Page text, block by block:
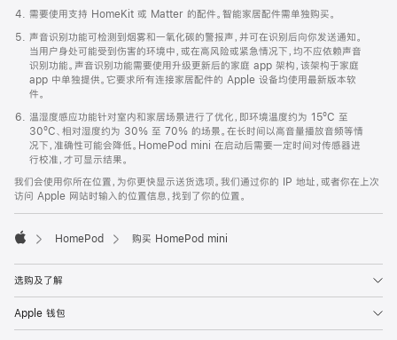
需要使用支持 HomeKit 或 Matter 的配件。智能家居配件需单独购买。
声音识别功能可检测到烟雾和一氧化碳的警报声，并可在识别后向你发送通知。
当用户身处可能受到伤害的环境中，或在高风险或紧急情况下，均不应依赖声音
识别功能。声音识别功能需要使用升级更新后的家庭 app 架构，该架构于家庭
app 中单独提供。它要求所有连接家居配件的 Apple 设备均使用最新版本软
件。
温湿度感应功能针对室内和家居场景进行了优化，即环境温度约为 15ºC 至
30ºC、相对湿度约为 30% 至 70% 的场景。在长时间以高音量播放音频等情
况下，准确性可能会降低。HomePod mini 在启动后需要一定时间对传感器进
行校准，才可显示结果。
我们会使用你所在位置，为你更快显示送货选项。我们通过你的 IP 地址，或者你在上次
访问 Apple 网站时输入的位置信息，找到了你的位置。
HomePod 购买 HomePod mini
选购及了解
Apple 钱包